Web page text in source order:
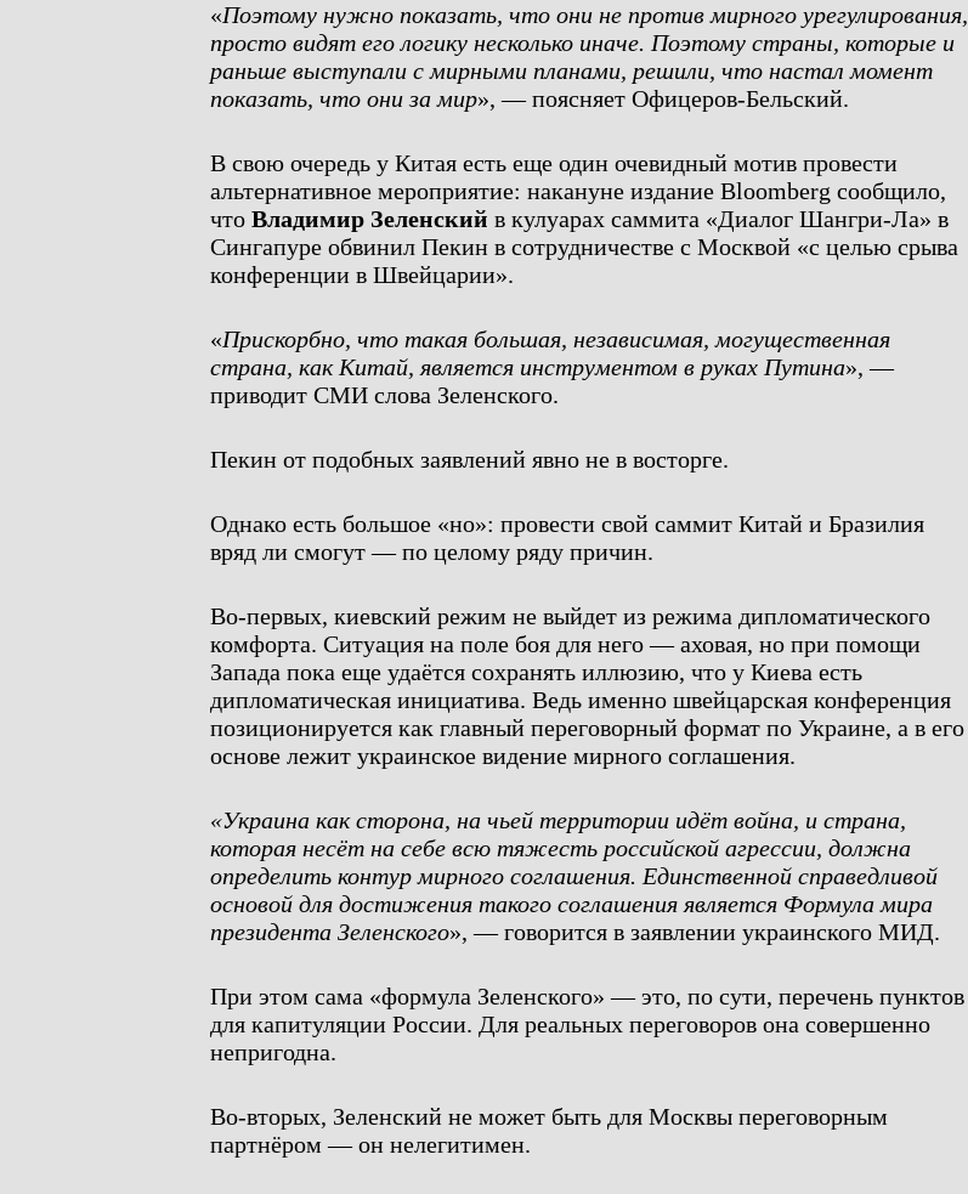
«Поэтому нужно показать, что они не против мирного урегулирования,
просто видят его логику несколько иначе. Поэтому страны, которые и
раньше выступали с мирными планами, решили, что настал момент
показать, что они за мир», — поясняет Офицеров-Бельский.
В свою очередь у Китая есть еще один очевидный мотив провести
альтернативное мероприятие: накануне издание Bloomberg сообщило,
что Владимир Зеленский в кулуарах саммита «Диалог Шангри-Ла» в
Сингапуре обвинил Пекин в сотрудничестве с Москвой «с целью срыва
конференции в Швейцарии».
«Прискорбно, что такая большая, независимая, могущественная
страна, как Китай, является инструментом в руках Путина», —
приводит СМИ слова Зеленского.
Пекин от подобных заявлений явно не в восторге.
Однако есть большое «но»: провести свой саммит Китай и Бразилия
вряд ли смогут — по целому ряду причин.
Во-первых, киевский режим не выйдет из режима дипломатического
комфорта. Ситуация на поле боя для него — аховая, но при помощи
Запада пока еще удаётся сохранять иллюзию, что у Киева есть
дипломатическая инициатива. Ведь именно швейцарская конференция
позиционируется как главный переговорный формат по Украине, а в его
основе лежит украинское видение мирного соглашения.
«Украина как сторона, на чьей территории идёт война, и страна,
которая несёт на себе всю тяжесть российской агрессии, должна
определить контур мирного соглашения. Единственной справедливой
основой для достижения такого соглашения является Формула мира
президента Зеленского», — говорится в заявлении украинского МИД.
При этом сама «формула Зеленского» — это, по сути, перечень пунктов
для капитуляции России. Для реальных переговоров она совершенно
непригодна.
Во-вторых, Зеленский не может быть для Москвы переговорным
партнёром — он нелегитимен.